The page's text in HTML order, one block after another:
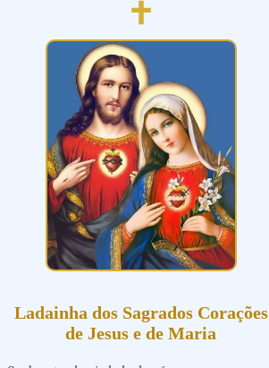
Ladainha dos Sagrados Corações
de Jesus e de Maria